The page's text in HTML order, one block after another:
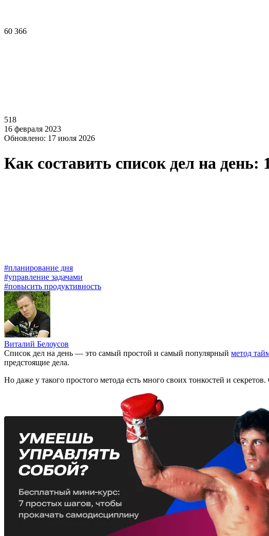
60 366
518
16 февраля 2023
Обновлено: 17 июля 2026
Как составить список дел на день:
#планирование дня
#управление задачами
#повысить продуктивность
Виталий Белоусов
Список дел на день — это самый простой и самый популярный метод
предстоящие дела.
Но даже у такого простого метода есть много своих тонкостей и